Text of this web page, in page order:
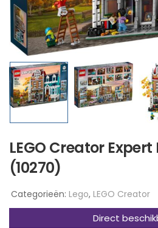
LEGO Creator
(10270)
Categorieën: Lego, LEGO Creator
Direct